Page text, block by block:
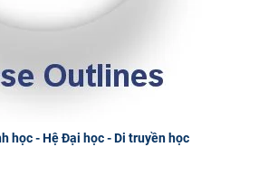
học - Hệ Đại học - Di truyền học